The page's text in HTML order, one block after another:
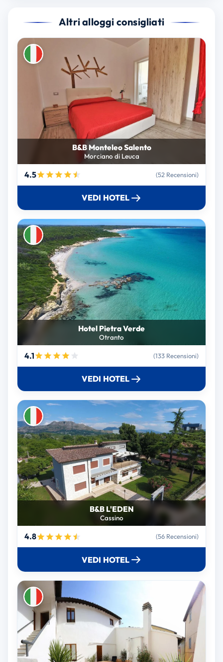
Altri alloggi consigliati
B&B Monteleo Salento
Morciano di Leuca
4.5 (52 Recensioni)
VEDI HOTEL
Hotel Pietra Verde
Otranto
4.1 (133 Recensioni)
VEDI HOTEL
B&B L'EDEN
Cassino
4.8 (56 Recensioni)
VEDI HOTEL